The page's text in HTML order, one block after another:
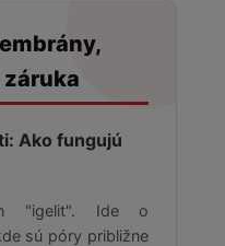
Ako fungujú
"igelit". Ide o
sú póry približne